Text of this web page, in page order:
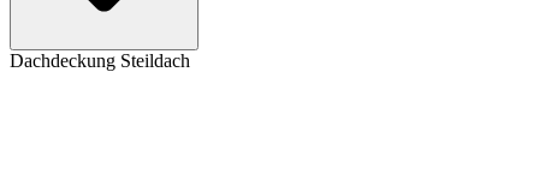
Dachdeckung Steildach